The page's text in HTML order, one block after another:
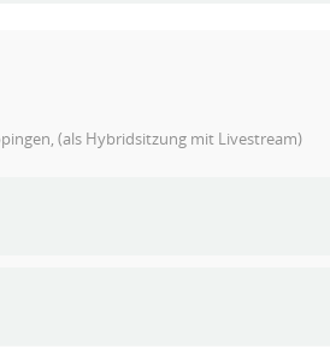
(als Hybridsitzung mit Livestream)